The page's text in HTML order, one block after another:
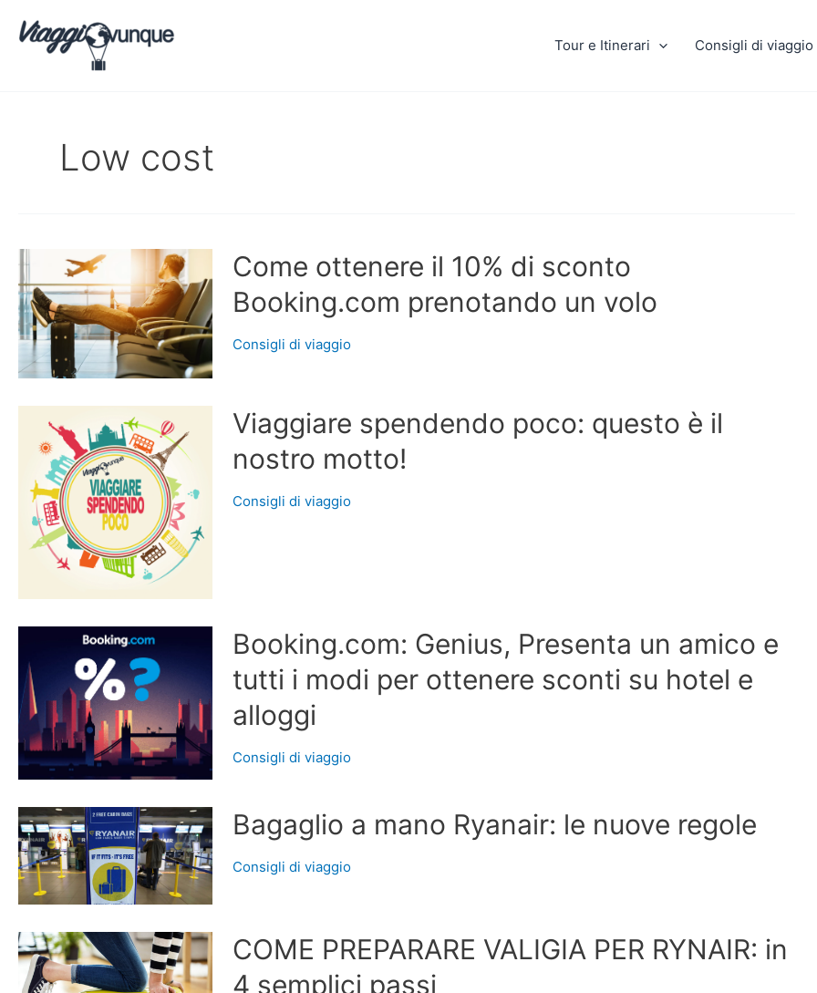
contenuto
Tour e Itinerari Consigli di viaggio
Low cost
Come ottenere il 10% di sconto
Booking.com prenotando un volo
Consigli di viaggio
Viaggiare spendendo poco: questo è il
nostro motto!
Consigli di viaggio
Booking.com: Genius, Presenta un amico e
tutti i modi per ottenere sconti su hotel e
alloggi
Consigli di viaggio
Bagaglio a mano Ryanair: le nuove regole
Consigli di viaggio
COME PREPARARE VALIGIA PER RYNAIR: in
4 semplici passi